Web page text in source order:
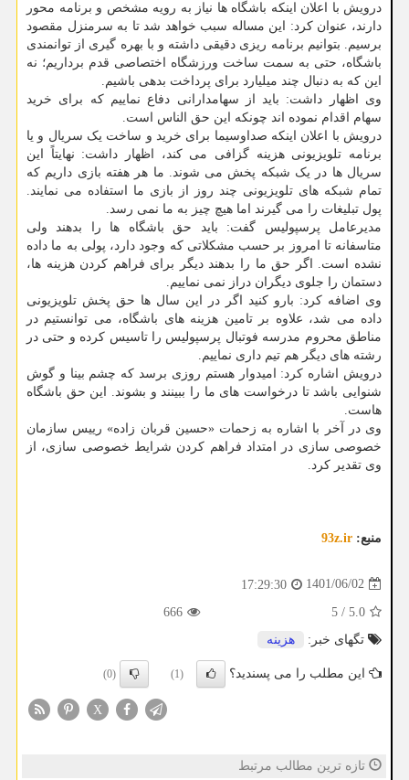
درویش با اعلان اینکه باشگاه ها نیاز به رویه مشخص و برنامه محور
دارند، عنوان کرد: این مساله سبب خواهد شد تا به سرمنزل مقصود
برسیم. بتوانیم برنامه ریزی دقیقی داشته و با بهره گیری از توانمندی
باشگاه، حتی به سمت ساخت ورزشگاه اختصاصی قدم برداریم؛ نه
این که به دنبال چند میلیارد برای پرداخت بدهی باشیم.
وی اظهار داشت: باید از سهامدارانی دفاع نماییم که برای خرید
سهام اقدام نموده اند چونکه این حق الناس است.
درویش با اعلان اینکه صداوسیما برای خرید و ساخت یک سریال و یا
برنامه تلویزیونی هزینه گزافی می کند، اظهار داشت: نهایتاً این
سریال ها در یک شبکه پخش می شوند. ما هر هفته بازی داریم که
تمام شبکه های تلویزیونی چند روز از بازی ما استفاده می نمایند.
پول تبلیغات را می گیرند اما هیچ چیز به ما نمی رسد.
مدیرعامل پرسپولیس گفت: باید حق باشگاه ها را بدهند ولی
متاسفانه تا امروز بر حسب مشکلاتی که وجود دارد، پولی به ما داده
نشده است. اگر حق ما را بدهند دیگر برای فراهم کردن هزینه ها،
دستمان را جلوی دیگران دراز نمی نماییم.
وی اضافه کرد: بارو کنید اگر در این سال ها حق پخش تلویزیونی
داده می شد، علاوه بر تامین هزینه های باشگاه، می توانستیم در
مناطق محروم مدرسه فوتبال پرسپولیس را تاسیس کرده و حتی در
رشته های دیگر هم تیم داری نماییم.
درویش اشاره کرد: امیدوار هستم روزی برسد که چشم بینا و گوش
شنوایی باشد تا درخواست های ما را ببینند و بشوند. این حق باشگاه
هاست.
وی در آخر با اشاره به زحمات «حسین قربان زاده» رییس سازمان
خصوصی سازی در امتداد فراهم کردن شرایط خصوصی سازی، از
وی تقدیر کرد.
منبع: 93z.ir
1401/06/02
17:29:30
5.0
/
5
666
تگهای خبر:
هزینه
این مطلب را می پسندید؟ (1)
(0)
X
تازه ترین مطالب مرتبط